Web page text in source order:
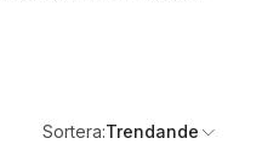
Sortera:Trendande